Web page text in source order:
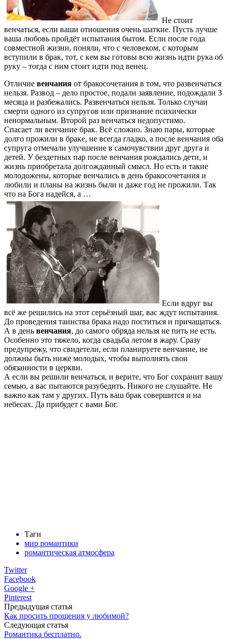
Не стоит
венчаться, если ваши отношения очень шаткие. Пусть лучше
ваша любовь пройдёт испытания бытом. Если после года
совместной жизни, поняли, что с человеком, с которым
вступили в брак, тот, с кем вы готовы всю жизнь идти рука об
руку – тогда с ним стоит идти под венец.
Отличие венчания от бракосочетания в том, что развенчаться
нельзя. Развод – дело простое, подали заявление, подождали 3
месяца и разбежались. Развенчаться нельзя. Только случаи
смерти одного из супругов или признание психически
ненормальным. Второй раз венчаться недопустимо.
Спасает ли венчание брак. Всё сложно. Знаю пары, которые
долго прожили в браке, не всегда гладко, а после венчания оба
супруга отмечали улучшение в самочувствии друг друга и
детей. У бездетных пар после венчания рождались дети, и
жизнь приобретала долгожданный смысл. Но есть и такие
молодожены, которые венчались в день бракосочетания и
любили и планы на жизнь были и даже год не прожили. Так
что на Бога надейся, а …
Если вдруг вы
всё же решились на этот серьёзный шаг, вас ждут испытания.
До проведения таинства брака надо поститься и причащаться.
А в день венчания, до самого обряда нельзя не пить не есть.
Особенно это тяжело, когда свадьба летом в жару. Сразу
предупрежу, что свидетели, если планируете венчание, не
должны быть ниже молодых, чтобы выполнять свои
обязанности в церкви.
А если вы решили венчаться, и верите, что Бог сохранит вашу
семью, а вас пытаются разубедить. Никого не слушайте. Не
важно как там у других. Путь ваш брак совершится и на
небесах. Да прибудет с вами Бог.
Таги
мир романтики
романтическая атмосфера
Twitter
Facebook
Google +
Pinterest
Предыдущая статья
Как просить прощения у любимой?
Следующая статья
Романтика бесплатно.